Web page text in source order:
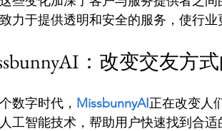
：改变交友方
数字时代， MissbunnyAI正在改变人
工智能技术，帮助用户快速找到合